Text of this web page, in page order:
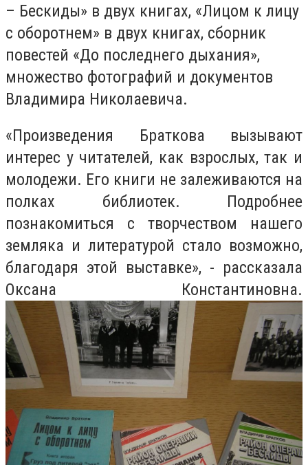
– Бескиды» в двух книгах, «Лицом к лицу
с оборотнем» в двух книгах, сборник
повестей «До последнего дыхания»,
множество фотографий и документов
Владимира Николаевича.
«Произведения Браткова вызывают
интерес у читателей, как взрослых, так и
молодежи. Его книги не залеживаются на
полках библиотек. Подробнее
познакомиться с творчеством нашего
земляка и литературой стало возможно,
благодаря этой выставке», - рассказала
Оксана Константиновна.